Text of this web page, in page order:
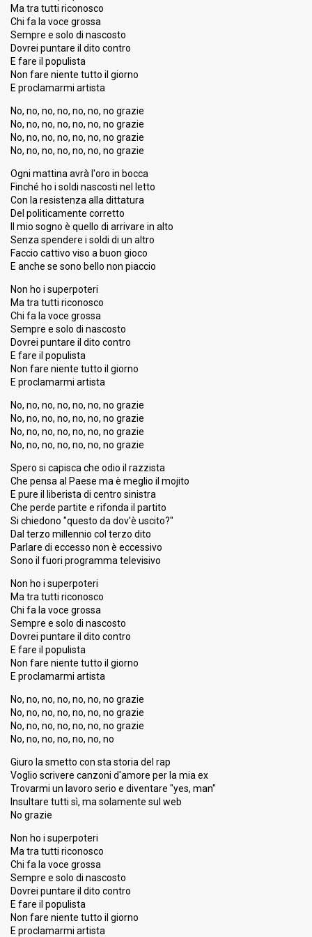
Demoscopic
Press
Running order
12
Ma tra tutti riconosco
Chi fa la voce grossa
Sempre e solo di nascosto
Dovrei puntare il dito contro
E fare il populista
Non fare niente tutto il giorno
E proclamarmi artista
No, no, no, no, no, no, no grazie
No, no, no, no, no, no, no grazie
No, no, no, no, no, no, no grazie
No, no, no, no, no, no, no grazie
Ogni mattina avrà l'oro in bocca
Finché ho i soldi nascosti nel letto
Con la resistenza alla dittatura
Del politicamente corretto
Il mio sogno è quello di arrivare in alto
Senza spendere i soldi di un altro
Faccio cattivo viso a buon gioco
E anche se sono bello non piaccio
Non ho i superpoteri
Ma tra tutti riconosco
Chi fa la voce grossa
Sempre e solo di nascosto
Dovrei puntare il dito contro
E fare il populista
Non fare niente tutto il giorno
E proclamarmi artista
No, no, no, no, no, no, no grazie
No, no, no, no, no, no, no grazie
No, no, no, no, no, no, no grazie
No, no, no, no, no, no, no grazie
Spero si capisca che odio il razzista
Che pensa al Paese ma è meglio il mojito
E pure il liberista di centro sinistra
Che perde partite e rifonda il partito
Si chiedono "questo da dov'è uscito?"
Dal terzo millennio col terzo dito
Parlare di eccesso non è eccessivo
Sono il fuori programma televisivo
Non ho i superpoteri
Ma tra tutti riconosco
Chi fa la voce grossa
Sempre e solo di nascosto
Dovrei puntare il dito contro
E fare il populista
Non fare niente tutto il giorno
E proclamarmi artista
No, no, no, no, no, no, no grazie
No, no, no, no, no, no, no grazie
No, no, no, no, no, no, no grazie
No, no, no, no, no, no, no
Giuro la smetto con sta storia del rap
Voglio scrivere canzoni d'amore per la mia ex
Trovarmi un lavoro serio e diventare "yes, man"
Insultare tutti sì, ma solamente sul web
No grazie
Non ho i superpoteri
Ma tra tutti riconosco
Chi fa la voce grossa
Sempre e solo di nascosto
Dovrei puntare il dito contro
E fare il populista
Non fare niente tutto il giorno
E proclamarmi artiѕta